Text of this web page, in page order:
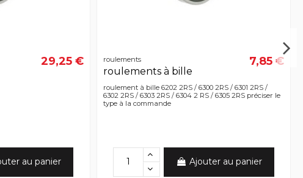
29,25 €
au panier
roulements
roulements à bille
7,85 €
roulement à bille 6202 2RS / 6300 2RS / 6301 2RS /
6302 2RS / 6303 2RS / 6304 2 RS / 6305 2RS préciser le
type à la commande
Ajouter au panier